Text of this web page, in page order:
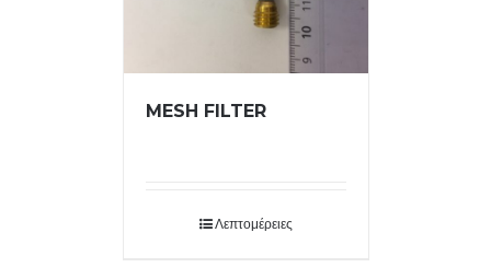
MESH FILTER
Λεπτομέρειες